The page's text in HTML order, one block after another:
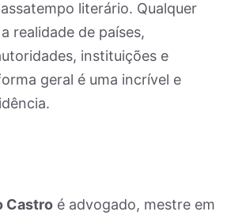
literário. Qualquer
realidade de países,
instituições e
geral é uma incrível e
Castro é advogado, mestre em